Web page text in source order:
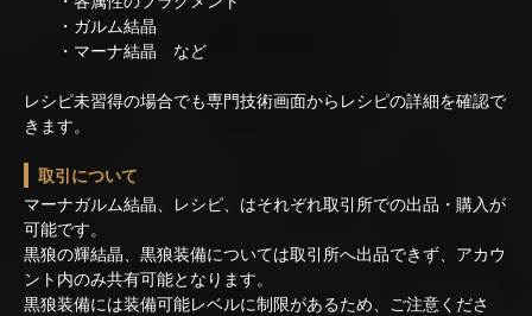
・ガルム結晶
・マーナ結晶 など
レシピ未習得の場合でも専門技術画面からレシピの詳細を確認で
きます。
取引について
マーナガルム結晶、レシピ、はそれぞれ取引所での出品・購入が
可能です。
黒狼の輝結晶、黒狼装備については取引所へ出品できず、アカウ
ント内のみ共有可能となります。
黒狼装備には装備可能レベルに制限があるため、ご注意くださ